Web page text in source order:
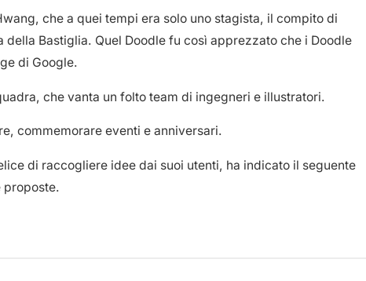
che a quei tempi era solo uno stagista, il compito di
Bastiglia. Quel Doodle fu così apprezzato che i Doodle
di Google.
che vanta un folto team di ingegneri e illustratori.
commemorare eventi e anniversari.
di raccogliere idee dai suoi utenti, ha indicato il seguente
proposte.